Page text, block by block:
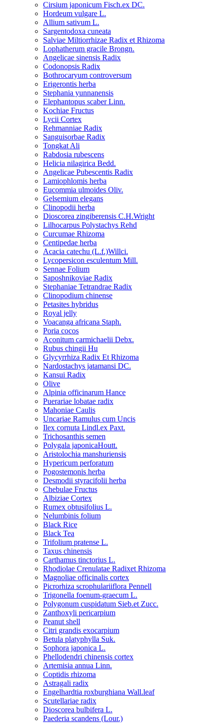
Cirsium japonicum Fisch.ex DC.
Hordeum vulgare L.
Allium sativum L.
Sargentodoxa cuneata
Salviae Miltiorrhizae Radix et Rhizoma
Lophatherum gracile Brongn.
Angelicae sinensis Radix
Codonopsis Radix
Bothrocaryum controversum
Erigerontis herba
Stephania yunnanensis
Elephantopus scaber Linn.
Kochiae Fructus
Lycii Cortex
Rehmanniae Radix
Sanguisorbae Radix
Tongkat Ali
Rabdosia rubescens
Helicia nilagirica Bedd.
Angelicae Pubescentis Radix
Lamiophlomis herba
Eucommia ulmoides Oliv.
Gelsemium elegans
Clinopodii herba
Dioscorea zingiberensis C.H.Wright
Lilhocarpus Polystachys Rehd
Curcumae Rhizoma
Centipedae herba
Acacia catechu (L.f.)Willci.
Lycopersicon esculentum Mill.
Sennae Folium
Saposhnikoviae Radix
Stephaniae Tetrandrae Radix
Clinopodium chinense
Petasites hybridus
Royal jelly
Voacanga africana Staph.
Poria cocos
Aconitum carmichaelii Debx.
Rubus chingii Hu
Glycyrrhiza Radix Et Rhizoma
Nardostachys jatamansi DC.
Kansui Radix
Olive
Alpinia officinarum Hance
Puerariae lobatae radix
Mahoniae Caulis
Uncariae Ramulus cum Uncis
Ilex cornuta Lindl.ex Paxt.
Trichosanthis semen
Polygala japonicaHoutt.
Aristolochia manshuriensis
Hypericum perforatum
Pogostemonis herba
Desmodii styracifolii herba
Chebulae Fructus
Albiziae Cortex
Rumex obtusifolius L.
Nelumbinis folium
Black Rice
Black Tea
Trifolium pratense L.
Taxus chinensis
Carthamus tinctorius L.
Rhodiolae Crenulatae Radixet Rhizoma
Magnoliae officinalis cortex
Picrorhiza scrophulariiflora Pennell
Trigonella foenum-graecum L.
Polygonum cuspidatum Sieb.et Zucc.
Zanthoxyli pericarpium
Peanut shell
Citri grandis exocarpium
Betula platyphylla Suk.
Sophora japonica L.
Phellodendri chinensis cortex
Artemisia annua Linn.
Coptidis rhizoma
Astragali radix
Engelhardtia roxburghiana Wall.leaf
Scutellariae radix
Dioscorea bulbifera L.
Paederia scandens (Lour.)